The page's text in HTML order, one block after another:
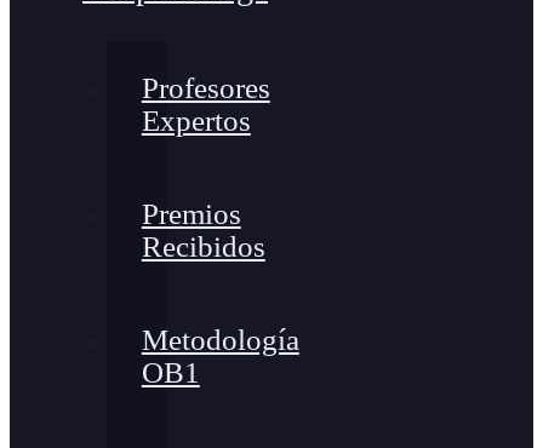
Profesores
Expertos
Premios
Recibidos
Metodología
OB1